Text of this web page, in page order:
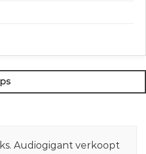
Audiogigant verkoopt